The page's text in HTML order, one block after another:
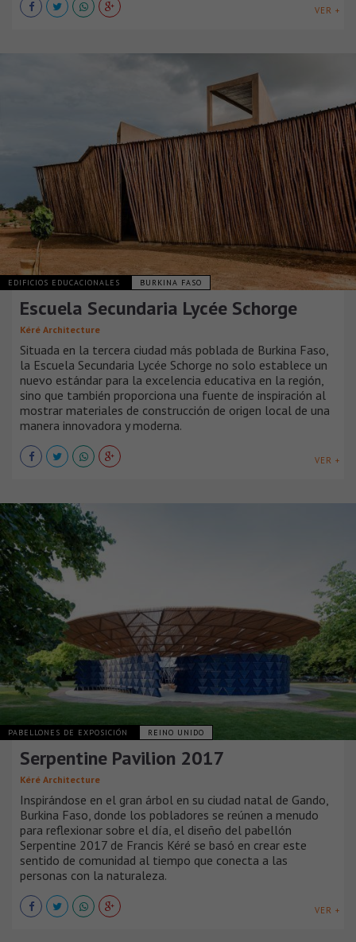
VER +
EDIFICIOS EDUCACIONALES BURKINA FASO
Escuela Secundaria Lycée Schorge
Kéré Architecture
Situada en la tercera ciudad más poblada de Burkina Faso,
la Escuela Secundaria Lycée Schorge no solo establece un
nuevo estándar para la excelencia educativa en la región,
sino que también proporciona una fuente de inspiración al
mostrar materiales de construcción de origen local de una
manera innovadora y moderna.
VER +
PABELLONES DE EXPOSICIÓN REINO UNIDO
Serpentine Pavilion 2017
Kéré Architecture
Inspirándose en el gran árbol en su ciudad natal de Gando,
Burkina Faso, donde los pobladores se reúnen a menudo
para reflexionar sobre el día, el diseño del pabellón
Serpentine 2017 de Francis Kéré se basó en crear este
sentido de comunidad al tiempo que conecta a las
personas con la naturaleza.
VER +